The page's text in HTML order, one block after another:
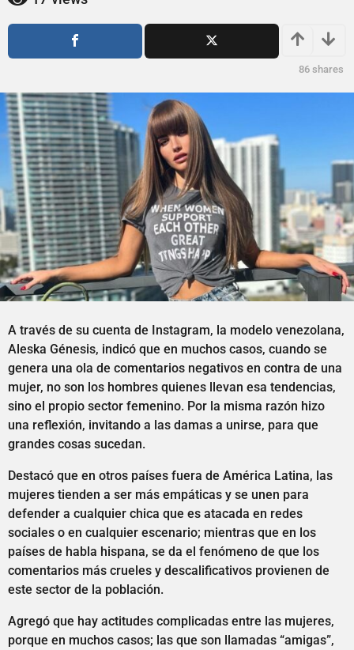
ñ
o
a
o
s
86 shares
A través de su cuenta de Instagram, la modelo venezolana,
Aleska Génesis, indicó que en muchos casos, cuando se
genera una ola de comentarios negativos en contra de una
mujer, no son los hombres quienes llevan esa tendencias,
sino el propio sector femenino. Por la misma razón hizo
una reflexión, invitando a las damas a unirse, para que
grandes cosas sucedan.
Destacó que en otros países fuera de América Latina, las
mujeres tienden a ser más empáticas y se unen para
defender a cualquier chica que es atacada en redes
sociales o en cualquier escenario; mientras que en los
países de habla hispana, se da el fenómeno de que los
comentarios más crueles y descalificativos provienen de
este sector de la población.
Agregó que hay actitudes complicadas entre las mujeres,
porque en muchos casos; las que son llamadas “amigas”,